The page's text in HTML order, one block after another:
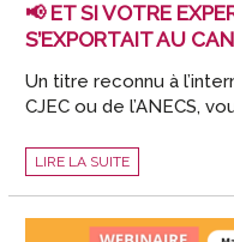
📢 ET SI VOTRE
S’EXPORTAIT AU
Un titre reconnu à
CJEC ou de l’ANECS,
📢
ET
VOTRE
COMPTABLE
LIRE LA SUITE